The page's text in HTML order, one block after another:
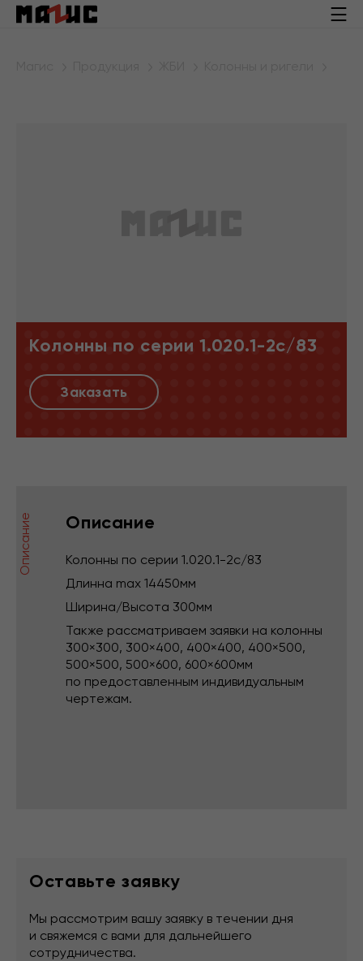
Колонны по серии 1.020.1-2с/83
Заказать
Описание Описание
Колонны по серии 1.020.1-2с/83
Длинна max 14450мм
Ширина/Высота 300мм
Также рассматриваем заявки на колонны
300×300, 300×400, 400×400, 400×500,
500×500, 500×600, 600×600мм
по предоставленным индивидуальным
чертежам.
Оставьте заявку
Мы рассмотрим вашу заявку в течении дня
и свяжемся с вами для дальнейшего
сотрудничества.